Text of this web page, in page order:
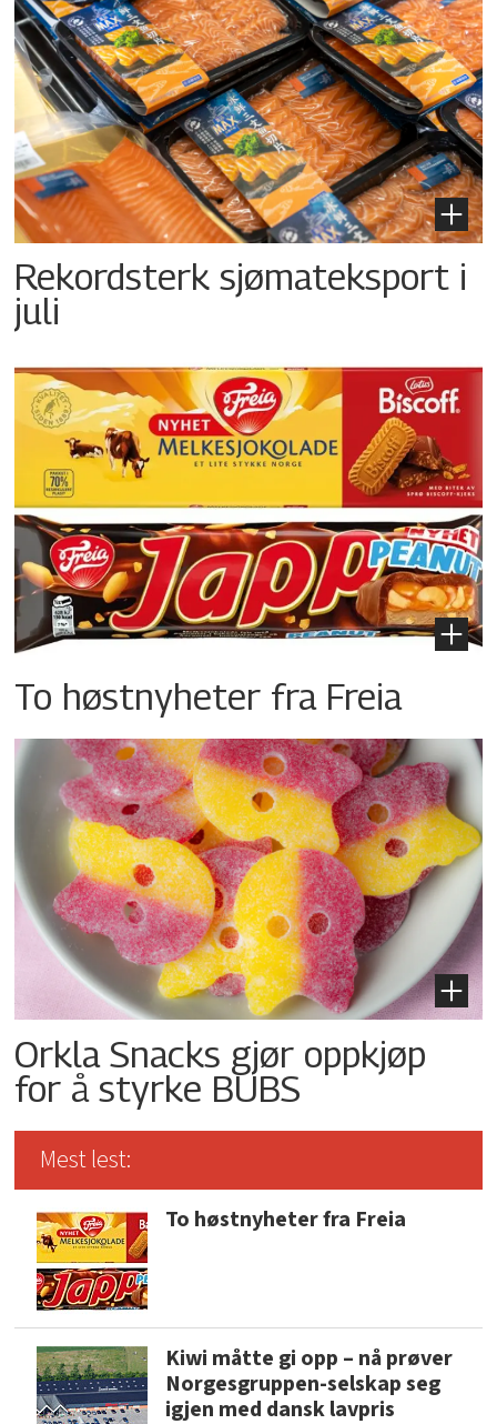
Rekordsterk sjømateksport i
juli
To høstnyheter fra Freia
Orkla Snacks gjør oppkjøp
for å styrke BUBS
Mest lest:
To høstnyheter fra Freia
Kiwi måtte gi opp – nå prøver
Norgesgruppen-selskap seg
igjen med dansk lavpris